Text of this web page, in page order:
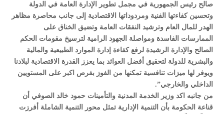
صالح رئيس الجمهورية في مجمل تطوير الإدارة العامة في الدولة
وتحسين كفاءتها الفنية ومردوداتها الاقتصادية إلى جانب محاصرة مظاهر
الهدر للمال العام وترشيد النفقات العامة وتضيق الخناق على
الممارسات الفاسدة ومواصلة الجهود الرامية لترسيخ مقومات الحكم
الصالح والإدارة الرشيدة لرفع كفاءة إدارة الموارد الطبيعية والمالية
والبشرية للدولة لتحقيق أفضل العوائد بما يعزز القدرة الاقتصادية لبلادنا
ويوفر لها ميزات تنافسية تمكنها من الفوز بفرص اكبر على المستويين
الداخلي والخارجي”.
من جانبه اكد وزير الخدمة المدنية والتأمينات حمود خالد الصوفي أن
قناعة الحكومة بأن التنمية الإدارية تمثل محور التنمية الشاملة أفرزت